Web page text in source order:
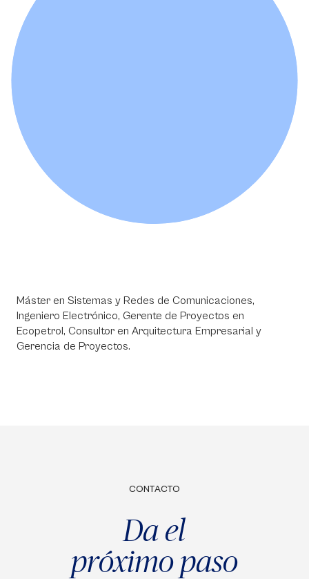
Máster en Sistemas y Redes de Comunicaciones,
Ingeniero Electrónico, Gerente de Proyectos en
Ecopetrol, Consultor en Arquitectura Empresarial y
Gerencia de Proyectos.
CONTACTO
Da el
próximo paso